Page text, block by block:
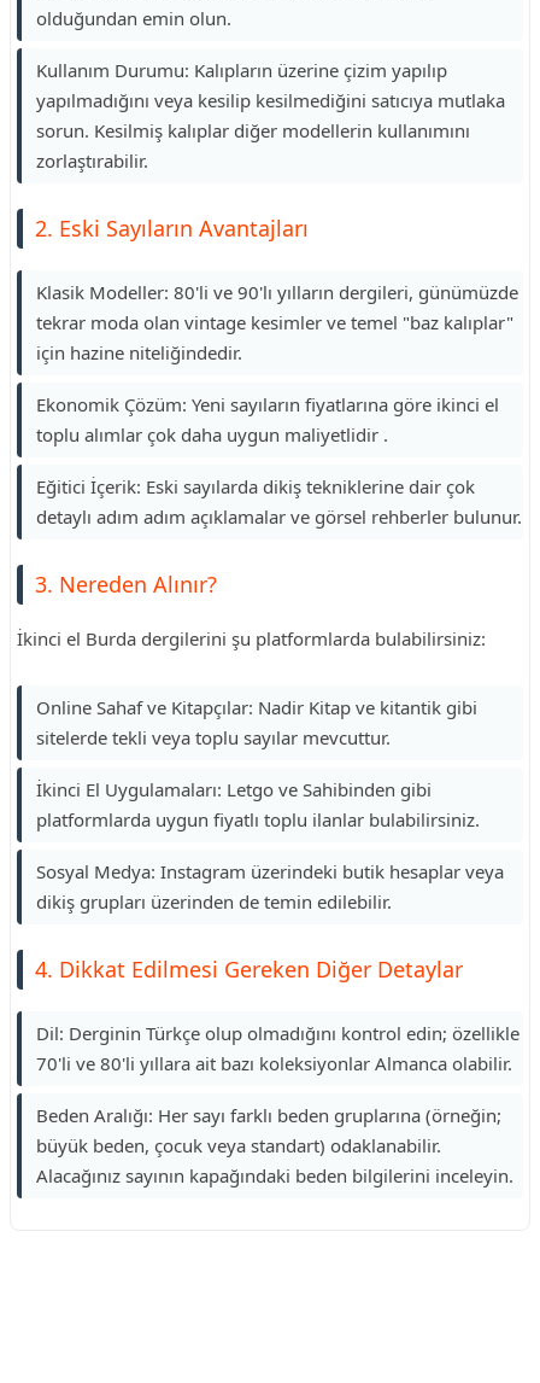
olduğundan emin olun.
Kullanım Durumu: Kalıpların üzerine çizim yapılıp
yapılmadığını veya kesilip kesilmediğini satıcıya mutlaka
sorun. Kesilmiş kalıplar diğer modellerin kullanımını
zorlaştırabilir.
2. Eski Sayıların Avantajları
Klasik Modeller: 80'li ve 90'lı yılların dergileri, günümüzde
tekrar moda olan vintage kesimler ve temel "baz kalıplar"
için hazine niteliğindedir.
Ekonomik Çözüm: Yeni sayıların fiyatlarına göre ikinci el
toplu alımlar çok daha uygun maliyetlidir .
Eğitici İçerik: Eski sayılarda dikiş tekniklerine dair çok
detaylı adım adım açıklamalar ve görsel rehberler bulunur.
3. Nereden Alınır?
İkinci el Burda dergilerini şu platformlarda bulabilirsiniz:
Online Sahaf ve Kitapçılar: Nadir Kitap ve kitantik gibi
sitelerde tekli veya toplu sayılar mevcuttur.
İkinci El Uygulamaları: Letgo ve Sahibinden gibi
platformlarda uygun fiyatlı toplu ilanlar bulabilirsiniz.
Sosyal Medya: Instagram üzerindeki butik hesaplar veya
dikiş grupları üzerinden de temin edilebilir.
4. Dikkat Edilmesi Gereken Diğer Detaylar
Dil: Derginin Türkçe olup olmadığını kontrol edin; özellikle
70'li ve 80'li yıllara ait bazı koleksiyonlar Almanca olabilir.
Beden Aralığı: Her sayı farklı beden gruplarına (örneğin;
büyük beden, çocuk veya standart) odaklanabilir.
Alacağınız sayının kapağındaki beden bilgilerini inceleyin.